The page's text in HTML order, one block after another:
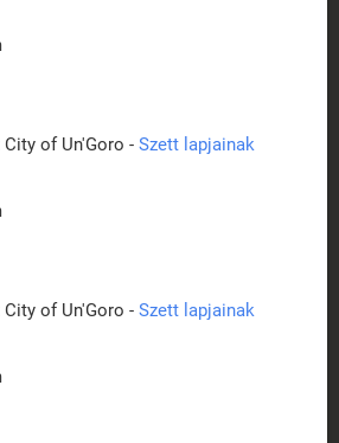
of Un'Goro - Szett lapjainak
of Un'Goro - Szett lapjainak